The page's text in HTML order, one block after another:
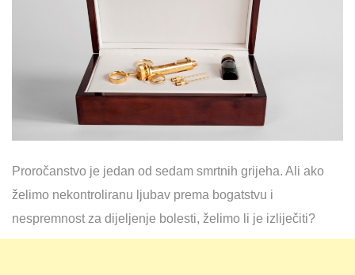
Proročanstvo je jedan od sedam smrtnih grijeha. Ali ako
želimo nekontroliranu ljubav prema bogatstvu i
nespremnost za dijeljenje bolesti, želimo li je izliječiti?